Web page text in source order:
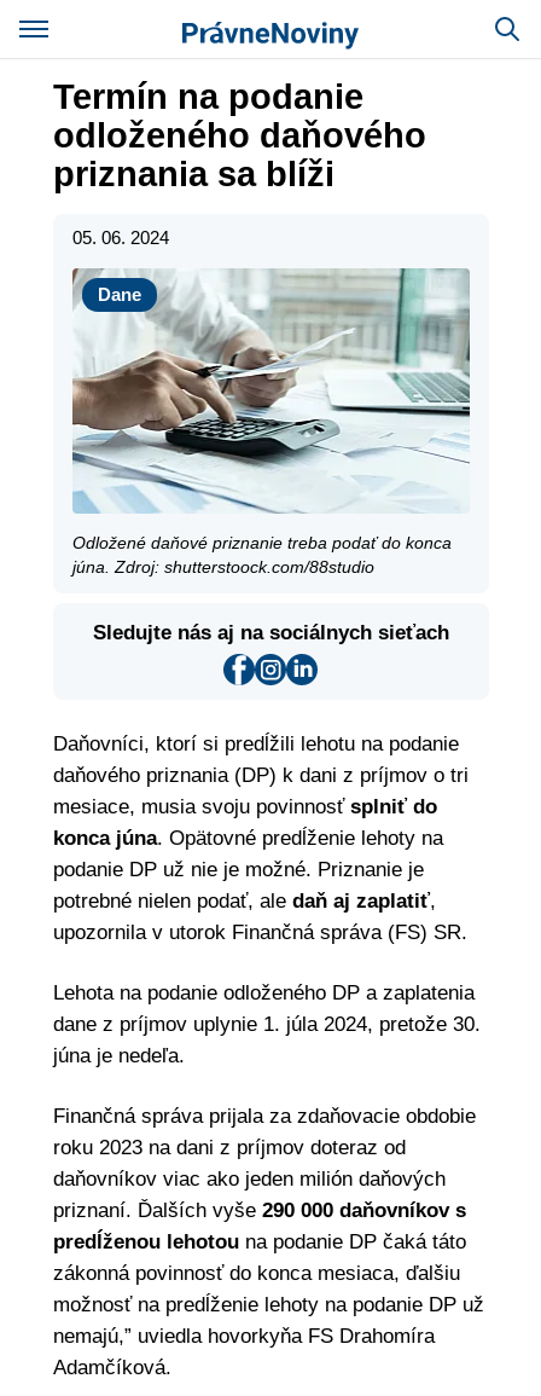
Termín na podanie
odloženého daňového
priznania sa blíži
05. 06. 2024
Dane
Dane
Odložené daňové priznanie treba podať do konca
júna. Zdroj: shutterstoock.com/88studio
Sledujte nás aj na sociálnych sieťach
Daňovníci, ktorí si predĺžili lehotu na podanie
daňového priznania (DP) k dani z príjmov o tri
mesiace, musia svoju povinnosť splniť do
konca júna. Opätovné predĺženie lehoty na
podanie DP už nie je možné. Priznanie je
potrebné nielen podať, ale daň aj zaplatiť,
upozornila v utorok Finančná správa (FS) SR.
Lehota na podanie odloženého DP a zaplatenia
dane z príjmov uplynie 1. júla 2024, pretože 30.
júna je nedeľa.
Finančná správa prijala za zdaňovacie obdobie
roku 2023 na dani z príjmov doteraz od
daňovníkov viac ako jeden milión daňových
priznaní. Ďalších vyše 290 000 daňovníkov s
predĺženou lehotouna podanie DP čaká táto
zákonná povinnosť do konca mesiaca, ďalšiu
možnosť na predĺženie lehoty na podanie DP už
nemajú,” uviedla hovorkyňa FS Drahomíra
Adamčíková.